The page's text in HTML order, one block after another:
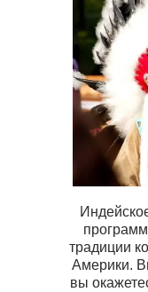
традиции
Америки.
вы